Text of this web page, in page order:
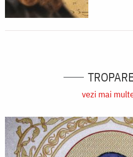
vezi mai